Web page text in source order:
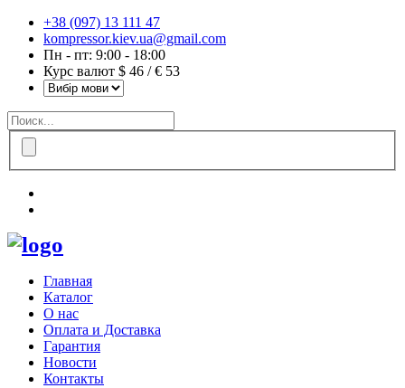
+38 (097) 13 111 47
kompressor.kiev.ua@gmail.com
Пн - пт: 9:00 - 18:00
Курс валют $ 46 / € 53
Главная
Каталог
О нас
Оплата и Доставка
Гарантия
Новости
Контакты